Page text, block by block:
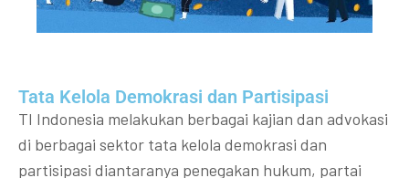
Tata Kelola Demokrasi dan Partisipasi​
TI Indonesia melakukan berbagai kajian dan advokasi
di berbagai sektor tata kelola demokrasi dan
partisipasi diantaranya penegakan hukum, partai